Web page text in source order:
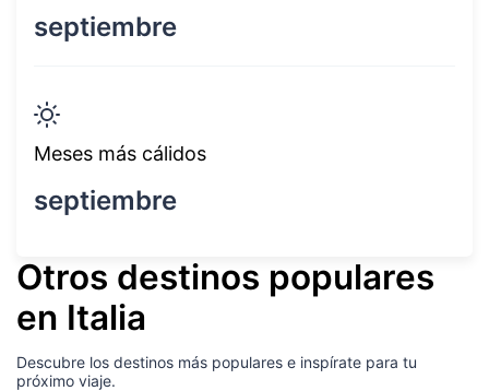
septiembre
Meses más cálidos
septiembre
Otros destinos populares
en Italia
Descubre los destinos más populares e inspírate para tu
próximo viaje.